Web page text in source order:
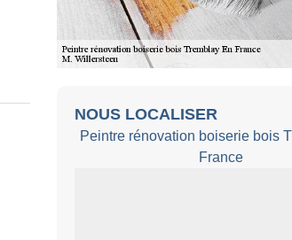
NOUS LOCALISER
Peintre rénovation boiserie bois
France